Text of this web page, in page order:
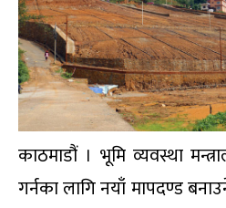
काठमाडौं । भूमि व्यवस्था
गर्नका लागि नयाँ मापदण्ड